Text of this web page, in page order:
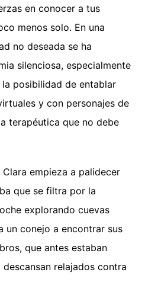
en conocer a tus
menos solo. En una
no deseada se ha
silenciosa, especialmente
posibilidad de entablar
y con personajes de
terapéutica que no debe
empieza a palidecer
que se filtra por la
explorando cuevas
un conejo a encontrar sus
que antes estaban
relajados contra